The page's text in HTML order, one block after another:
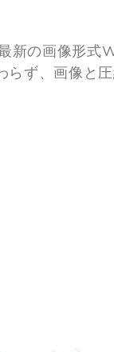
新の画像形式
らず、画像と